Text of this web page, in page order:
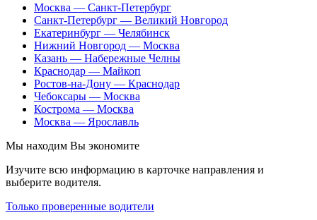
Москва — Санкт-Петербург
Санкт-Петербург — Великий Новгород
Екатеринбург — Челябинск
Нижний Новгород — Москва
Казань — Набережные Челны
Краснодар — Майкоп
Ростов-на-Дону — Краснодар
Чебоксары — Москва
Кострома — Москва
Москва — Ярославль
Мы находим Вы экономите
Изучите всю информацию в карточке направления и
выберите водителя.
Только проверенные водители